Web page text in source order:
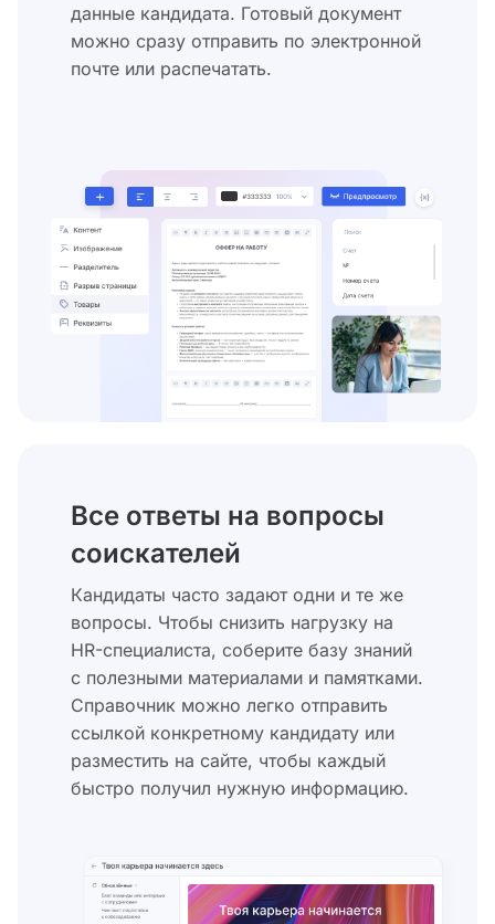
данные кандидата. Готовый документ
можно сразу отправить по электронной
почте или распечатать.
Все ответы на вопросы
соискателей
Кандидаты часто задают одни и те же
вопросы. Чтобы снизить нагрузку на
HR-специалиста, соберите базу знаний
с полезными материалами и памятками.
Справочник можно легко отправить
ссылкой конкретному кандидату или
разместить на сайте, чтобы каждый
быстро получил нужную информацию.